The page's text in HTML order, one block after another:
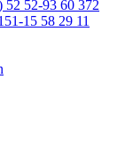
52 52-93 60 372
15 58 29 11